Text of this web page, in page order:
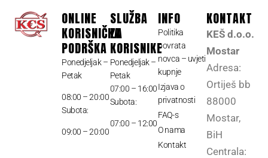
ONLINE
KORISNIČKA
PODRŠKA
Ponedjeljak –
Petak
08:00 – 20:00
Subota:
09:00 – 20:00
SLUŽBA
ZA
KORISNIKE
Ponedjeljak –
Petak
07:00 – 16:00
Subota:
07:00 – 12:00
INFO
Politika
povrata
novca – uvjeti
kupnje
Izjava o
privatnosti
FAQ-s
O nama
Kontakt
KONTAKT
KEŠ d.o.o.
Mostar
Adresa:
Ortiješ bb
88000
Mostar,
BiH
Centrala: